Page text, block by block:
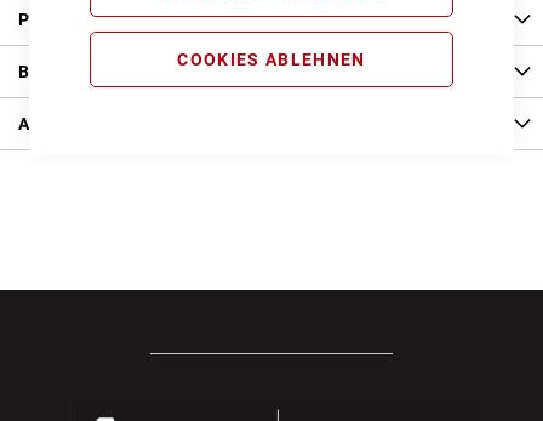
COOKIES ABLEHNEN
Produkt Details
Bewertungen
Angaben zur Produktsicherheit